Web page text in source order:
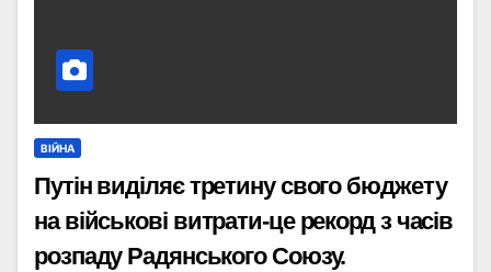
ВІЙНА
Путін виділяє третину свого бюджету
на військові витрати-це рекорд з часів
розпаду Радянського Союзу.